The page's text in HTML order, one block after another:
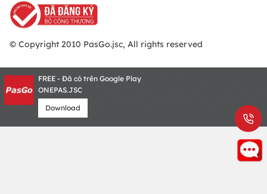
© Copyright 2010 PasGo.jsc, All rights reserved
FREE - Đã có trên Google Play
ONEPAS.JSC
Download